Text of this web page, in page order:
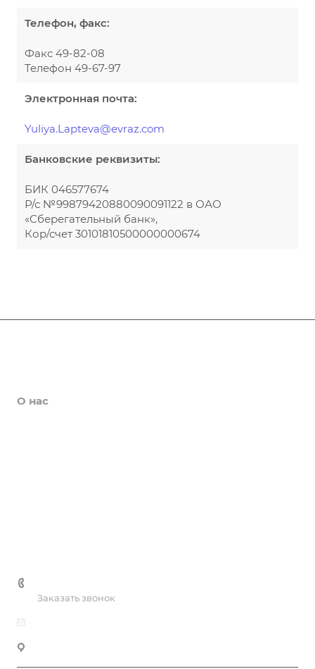
Телефон, факс:
Факс 49-82-08
Телефон 49-67-97
Электронная почта:
Yuliya.Lapteva@evraz.com
Банковские реквизиты:
БИК 046577674
Р/с №99879420880090091122 в ОАО
«Сберегательный банк»,
Кор/счет 30101810500000000674
О нас
Заказать звонок